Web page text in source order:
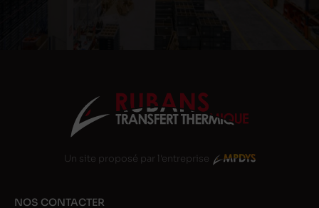
Un site proposé par l'entreprise
NOS CONTACTER